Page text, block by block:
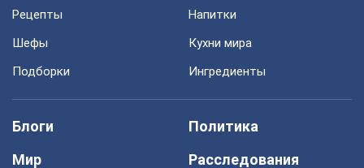
Рецепты
Напитки
Шефы
Кухни мира
Подборки
Ингредиенты
Блоги
Политика
Мир
Расследования